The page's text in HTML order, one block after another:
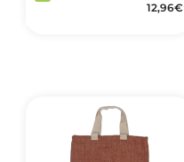
12,96€